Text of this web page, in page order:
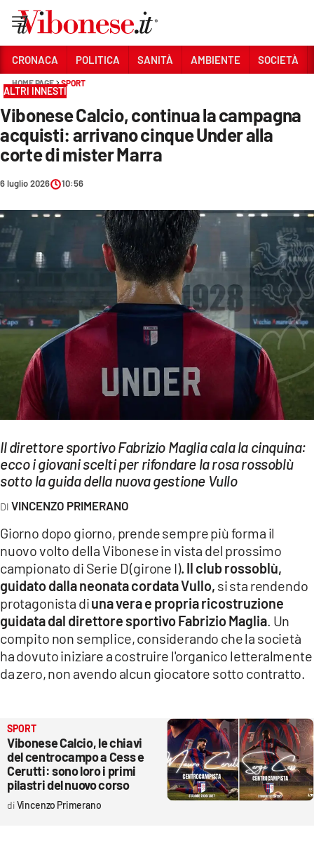
Sezioni
CRONACA
POLITICA
SOCIETÀ
CULTURA
EVENTI
SPORT
Streaming
LAC TV
LAC NETWORK
LAC ONAIR
Network
LACPLAY.IT
LACTV.IT
LACONAIR.IT
LACITYMAG.IT
ILREGGINO.IT
ILVIBONESE.IT
CATANZAROCHANNEL.IT
CRONACA POLITICA SANITÀ AMBIENTE SOCIETÀ
HOME PAGE SPORT
ALTRI INNESTI
Vibonese Calcio, continua la campagna
acquisti: arrivano cinque Under alla
corte di mister Marra
6 luglio 2026 10:56
Il direttore sportivo Fabrizio Maglia cala la cinquina:
ecco i giovani scelti per rifondare la rosa rossoblù
sotto la guida della nuova gestione Vullo
VINCENZO PRIMERANO
Giorno dopo giorno, prende sempre più forma il
nuovo volto della Vibonese in vista del prossimo
campionato di Serie D (girone I). Il club rossoblù,
guidato dalla neonata cordata Vullo, si sta rendendo
protagonista diuna vera e propria ricostruzione
guidata dal direttore sportivo Fabrizio Maglia . Un
compito non semplice, considerando che la società
ha dovuto iniziare a costruire l'organico letteralmente
da zero, non avendo alcun giocatore sotto contratto.
SPORT
Vibonese Calcio, le chiavi
del centrocampo a Cess e
Cerutti: sono loro i primi
pilastri del nuovo corso
Vincenzo Primerano